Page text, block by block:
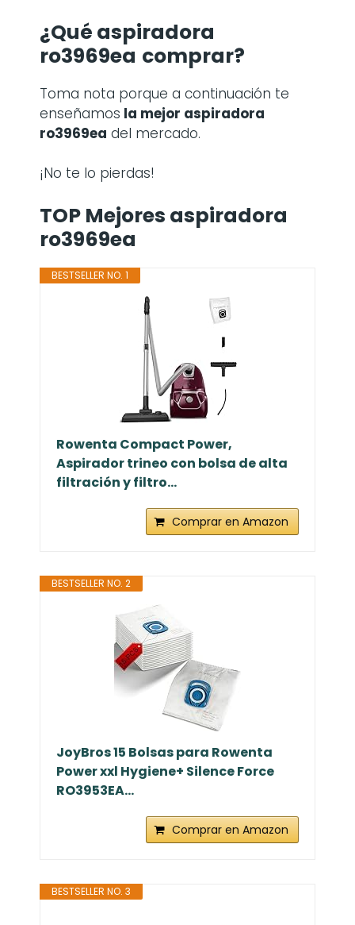
¿Qué aspiradora
ro3969ea comprar?
Toma nota porque a continuación te
enseñamos la mejor aspiradora
ro3969ea del mercado.
¡No te lo pierdas!
TOP Mejores aspiradora
ro3969ea
BESTSELLER NO. 1
Rowenta Compact Power,
Aspirador trineo con bolsa de alta
filtración y filtro...
Comprar en Amazon
BESTSELLER NO. 2
JoyBros 15 Bolsas para Rowenta
Power xxl Hygiene+ Silence Force
RO3953EA...
Comprar en Amazon
BESTSELLER NO. 3